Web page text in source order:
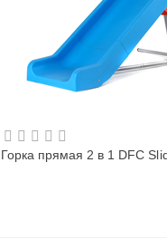
Горка прямая 2 в 1 DFC